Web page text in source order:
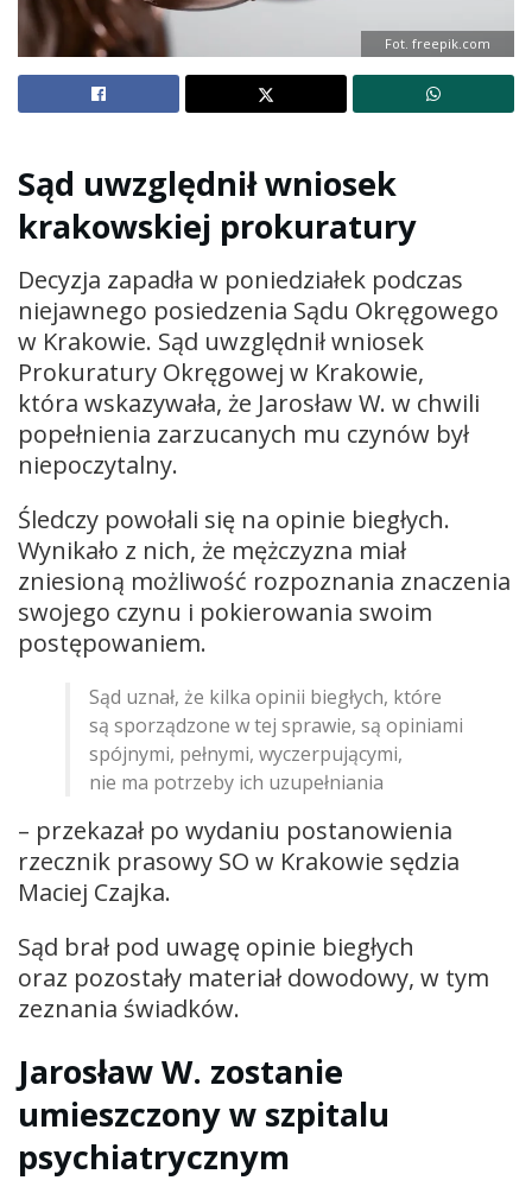
Fot. freepik.com
Sąd uwzględnił wniosek
krakowskiej prokuratury
Decyzja zapadła w poniedziałek podczas
niejawnego posiedzenia Sądu Okręgowego
w Krakowie. Sąd uwzględnił wniosek
Prokuratury Okręgowej w Krakowie,
która wskazywała, że Jarosław W. w chwili
popełnienia zarzucanych mu czynów był
niepoczytalny.
Śledczy powołali się na opinie biegłych.
Wynikało z nich, że mężczyzna miał
zniesioną możliwość rozpoznania znaczenia
swojego czynu i pokierowania swoim
postępowaniem.
Sąd uznał, że kilka opinii biegłych, które
są sporządzone w tej sprawie, są opiniami
spójnymi, pełnymi, wyczerpującymi,
nie ma potrzeby ich uzupełniania
– przekazał po wydaniu postanowienia
rzecznik prasowy SO w Krakowie sędzia
Maciej Czajka.
Sąd brał pod uwagę opinie biegłych
oraz pozostały materiał dowodowy, w tym
zeznania świadków.
Jarosław W. zostanie
umieszczony w szpitalu
psychiatrycznym